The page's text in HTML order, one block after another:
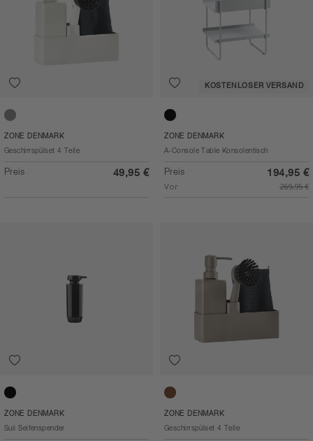
Warm Grey
ZONE DENMARK
Geschirrspülset 4 Teile
Preis 49,95 €
KOSTENLOSER VERSAND
Black
ZONE DENMARK
A-Console Table Konsolentisch
Preis 194,95 €
Vor 269,95 €
Black
ZONE DENMARK
Suii Seifenspender
Taupe
ZONE DENMARK
Geschirrspülset 4 Teile